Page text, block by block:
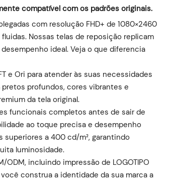
compatível com os padrões originais.
com resolução FHD+ de 1080×2460
Nossas telas de reposição replicam
ideal. Veja o que diferencia
e Ori para atender às suas necessidades
pretos profundos, cores vibrantes e
da tela original.
funcionais completos antes de sair de
ao toque precisa e desempenho
superiores a 400 cd/m², garantindo
luminosidade.
ODM, incluindo impressão de LOGOTIPO
construa a identidade da sua marca a